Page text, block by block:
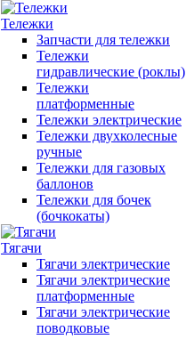
Тележки
Запчасти для тележки
Тележки
гидравлические (роклы)
Тележки
платформенные
Тележки электрические
Тележки двухколесные
ручные
Тележки для газовых
баллонов
Тележки для бочек
(бочкокаты)
Тягачи
Тягачи электрические
Тягачи электрические
платформенные
Тягачи электрические
поводковые